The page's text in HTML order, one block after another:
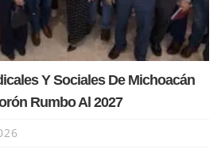
Y Sociales De Michoacán
Rumbo Al 2027